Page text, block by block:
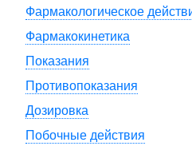
Фармакологическое
Фармакокинетика
Показания
Противопоказания
Дозировка
Побочные действия